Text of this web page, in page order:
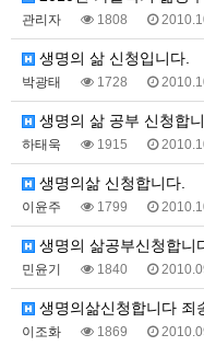
관리자 1808
생명의 삶 신청입니다.
박광태 1728
생명의 삶 공부 신청합
하태욱 1915
생명의삶 신청합니다.
이윤주 1799
생명의 삶공부신청합니
민윤기 1840
생명의삶신청합니다 죄
이조화 1869